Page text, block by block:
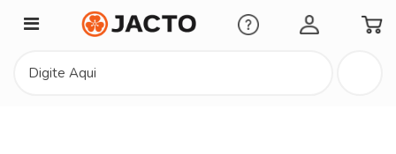
Minha Conta